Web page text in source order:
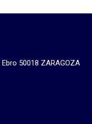
50018 ZARAGOZA